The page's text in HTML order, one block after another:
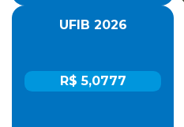
UFIB 2026
R$ 5,0777